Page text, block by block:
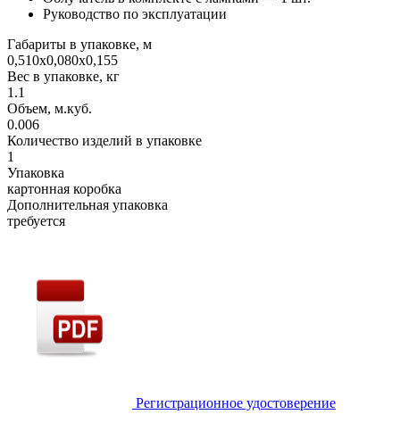
Руководство по эксплуатации
Габариты в упаковке, м
0,510х0,080х0,155
Вес в упаковке, кг
1.1
Объем, м.куб.
0.006
Количество изделий в упаковке
1
Упаковка
картонная коробка
Дополнительная упаковка
требуется
Регистрационное удостоверение